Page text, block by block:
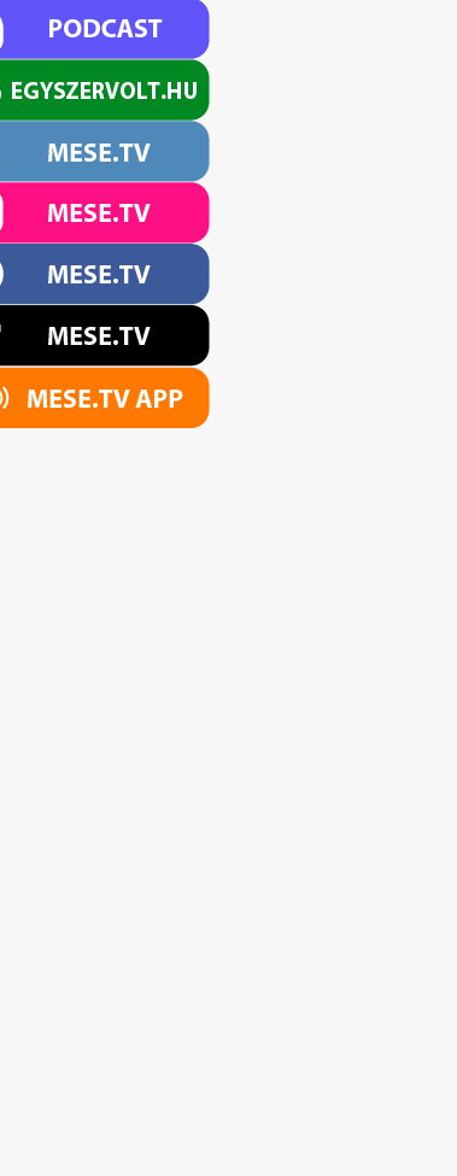
Melyik ér többet? - mesélő: Cserna
Lulu | MESE TV
2026 April 8
A szegény meg a gazdag legény -
mesélő: Szalai Kriszta | MESE TV
04:18
2026 April 1
A silt - mesélő: Cserna Lulu |
MESE TV
07:14